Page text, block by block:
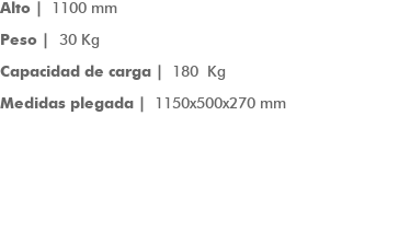
Alto |
1100 mm
Peso | 30 Kg
Capacidad de carga |
180 Kg
Medidas plegada |
1150x500x270 mm